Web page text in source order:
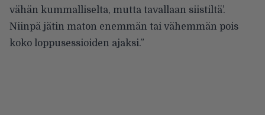
vähän kummalliselta, mutta tavallaan siistiltä’.
Niinpä jätin maton enemmän tai vähemmän pois
koko loppusessioiden ajaksi.”